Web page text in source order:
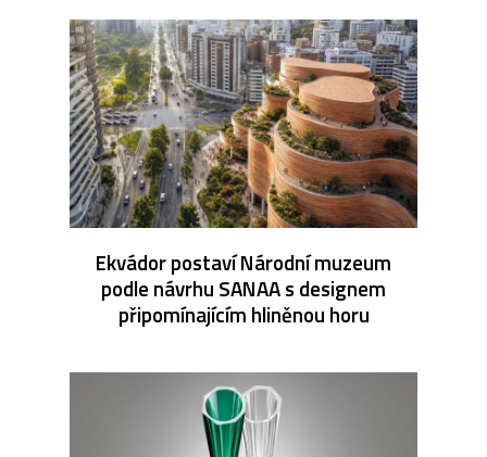
Ekvádor postaví Národní muzeum
podle návrhu SANAA s designem
připomínajícím hliněnou horu